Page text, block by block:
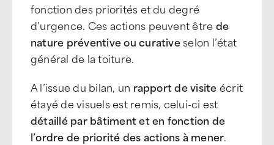
fonction des priorités et du degré
d’urgence. Ces actions peuvent être de
nature préventive ou curativeselon l’état
général de la toiture.
A l’issue du bilan, un rapport de visiteécrit
étayé de visuels est remis, celui-ci est
détaillé par bâtiment et en fonction de
l’ordre de priorité des actions à mener.